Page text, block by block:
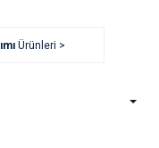
Ürünleri >